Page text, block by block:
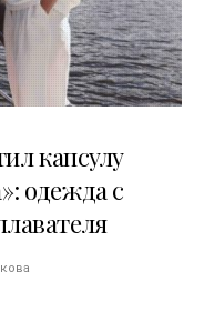
капсулу
одежда с